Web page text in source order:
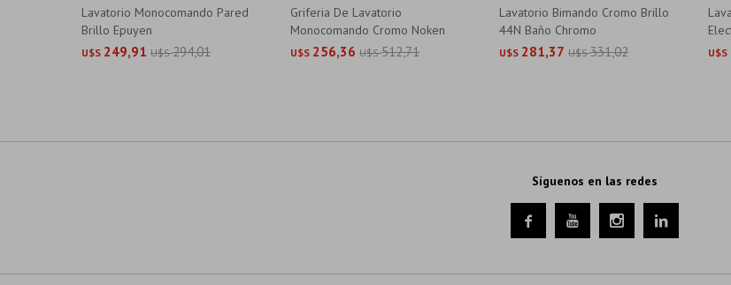
Lavatorio Monocomando Pared
Brillo Epuyen
U$S 249,91 U$S 294,01
Griferia De Lavatorio
Monocomando Cromo Noken
Hotels
U$S 256,36 U$S 512,71
Lavatorio Bimando Cromo Brillo
44N Baño Chromo
U$S 281,37 U$S 331,02 U$S
Síguenos en las redes
   